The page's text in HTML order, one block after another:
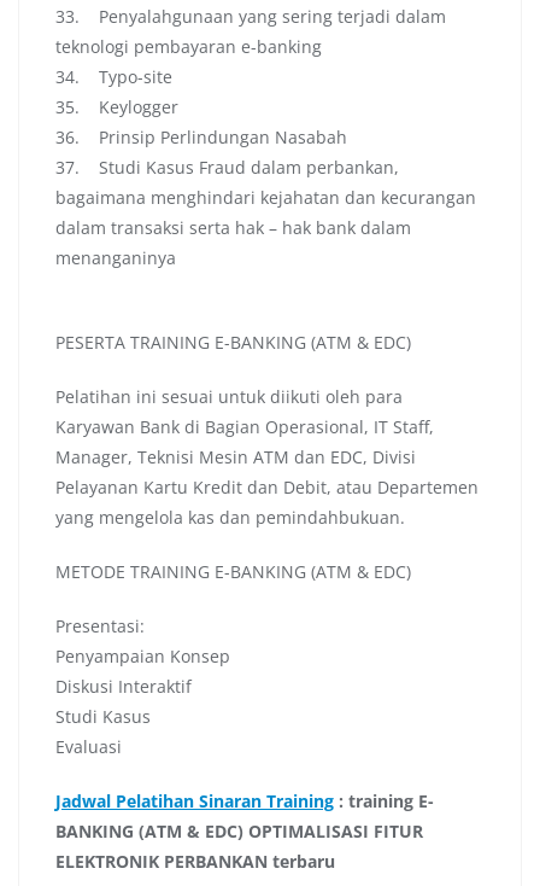
33. Penyalahgunaan yang sering terjadi dalam
teknologi pembayaran e-banking
34. Typo-site
35. Keylogger
36. Prinsip Perlindungan Nasabah
37. Studi Kasus Fraud dalam perbankan,
bagaimana menghindari kejahatan dan kecurangan
dalam transaksi serta hak – hak bank dalam
menanganinya
PESERTA TRAINING E-BANKING (ATM & EDC)
Pelatihan ini sesuai untuk diikuti oleh para
Karyawan Bank di Bagian Operasional, IT Staff,
Manager, Teknisi Mesin ATM dan EDC, Divisi
Pelayanan Kartu Kredit dan Debit, atau Departemen
yang mengelola kas dan pemindahbukuan.
METODE TRAINING E-BANKING (ATM & EDC)
Presentasi:
Penyampaian Konsep
Diskusi Interaktif
Studi Kasus
Evaluasi
Jadwal Pelatihan Sinaran Training : training E-
BANKING (ATM & EDC) OPTIMALISASI FITUR
ELEKTRONIK PERBANKAN terbaru